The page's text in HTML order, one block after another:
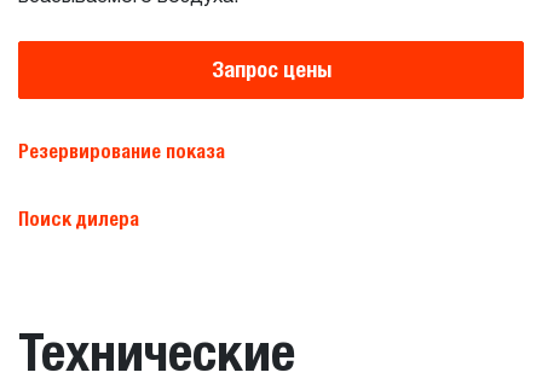
Запрос цены
Резервирование показа
Поиск дилера
Технические